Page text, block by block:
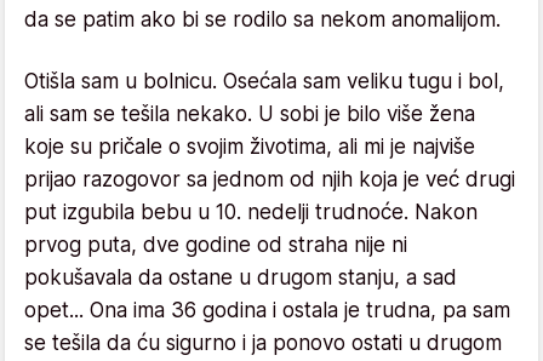
da se patim ako bi se rodilo sa nekom anomalijom.
Otišla sam u bolnicu. Osećala sam veliku tugu i bol,
ali sam se tešila nekako. U sobi je bilo više žena
koje su pričale o svojim životima, ali mi je najviše
prijao razogovor sa jednom od njih koja je već drugi
put izgubila bebu u 10. nedelji trudnoće. Nakon
prvog puta, dve godine od straha nije ni
pokušavala da ostane u drugom stanju, a sad
opet... Ona ima 36 godina i ostala je trudna, pa sam
se tešila da ću sigurno i ja ponovo ostati u drugom